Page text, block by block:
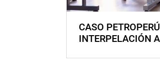
CASO
INTERPELACIÓN